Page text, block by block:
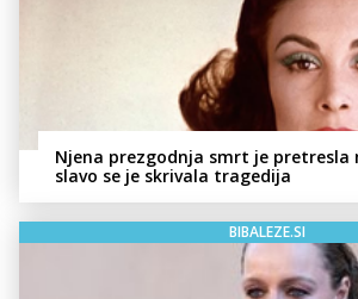
Njena prezgodnja smrt je pretresla
slavo se je skrivala tragedija
BIBALEZE.SI